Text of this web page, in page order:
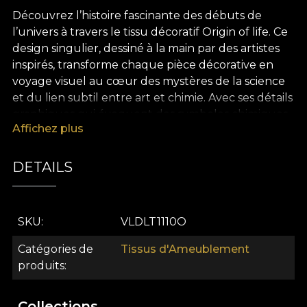
Découvrez l’histoire fascinante des débuts de
l’univers à travers le tissu décoratif Origin of life. Ce
design singulier, dessiné à la main par des artistes
inspirés, transforme chaque pièce décorative en
voyage visuel au cœur des mystères de la science
et du lien subtil entre art et chimie. Avec ses détails
graphiques qui évoquent des symboles chimiques,
des éléments géométriques et des motifs abstraits,
contemporaine à tout espace, invitant à la réflexion
son dessin.
La polyvalence de ce tissu décoratif en fait un choix
idéal pour tout projet d’aménagement intérieur.
Affichez plus
DETAILS
SKU VLDLT1110O
Catégories de
produits
Tissus d'Ameublement